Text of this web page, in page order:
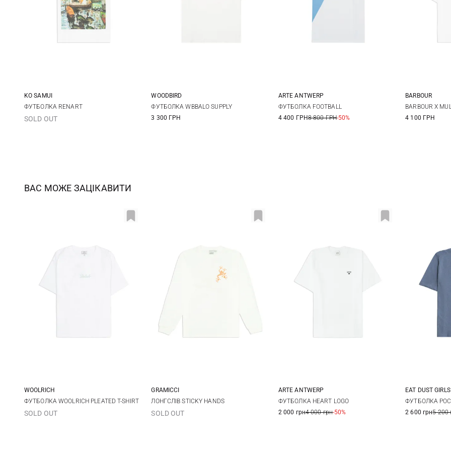
XS S
KO SAMUI
ФУТБОЛКА RENART
SOLD OUT
XS S M
WOODBIRD
ФУТБОЛКА WBBALO SUPPLY
3 300 ГРН
S M
ARTE ANTWERP
ФУТБОЛКА FOOTBALL
4 400 ГРН8 800 ГРН-50%
8
BARBOUR
BARBOUR X
4 100 ГРН
ВАС МОЖЕ ЗАЦІКАВИТИ
XXS XS S M
WOOLRICH
ФУТБОЛКА WOOLRICH PLEATED T-SHIRT
SOLD OUT
S M
GRAMICCI
ЛОНГСЛІВ STICKY HANDS
SOLD OUT
XS S
ARTE ANTWERP
ФУТБОЛКА HEART LOGO
2 000 грн4 000 грн-50%
XXS
EAT DUST
ФУТБОЛКА
2 600 грн5 200